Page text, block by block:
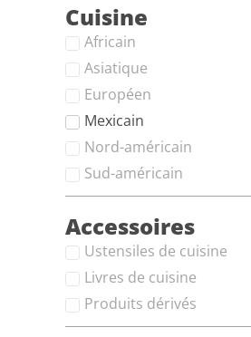
Cuisine
Africain
Asiatique
Européen
Mexicain
Nord-américain
Sud-américain
Accessoires
Ustensiles de cuisine
Livres de cuisine
Produits dérivés